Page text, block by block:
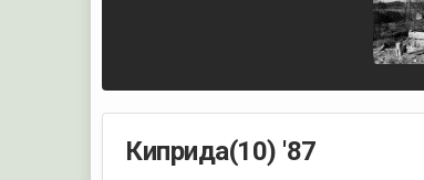
Киприда(10) '87